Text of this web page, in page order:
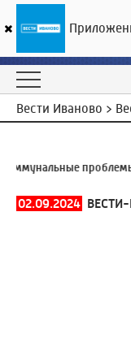
Вести Иваново >
02.09.2024